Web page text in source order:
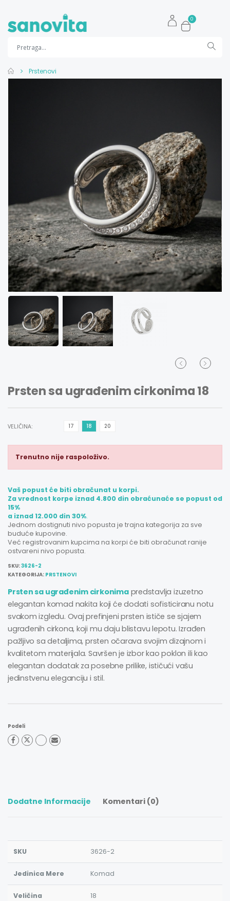
0
Prstenovi
Prsten sa ugrađenim cirkonima 18
VELIČINA: 17 18 20
Trenutno nije raspoloživo.
Vaš popust će biti obračunat u korpi.
Za vrednost korpe iznad 4.800 din obraćunaće se popust od
15%
a iznad 12.000 din 30%.
Jednom dostignuti nivo popusta je trajna kategorija za sve
buduće kupovine.
Već registrovanim kupcima na korpi će biti obračunat ranije
ostvareni nivo popusta.
SKU:3626-2
KATEGORIJA: PRSTENOVI
Prsten sa ugrađenim cirkonima predstavlja izuzetno
elegantan komad nakita koji će dodati sofisticiranu notu
svakom izgledu. Ovaj prefinjeni prsten ističe se sjajem
ugrađenih cirkona, koji mu daju blistavu lepotu. Izrađen
pažljivo sa detaljima, prsten očarava svojim dizajnom i
kvalitetom materijala. Savršen je izbor kao poklon ili kao
elegantan dodatak za posebne prilike, ističući vašu
jedinstvenu eleganciju i stil.
Podeli
Dodatne Informacije Komentari (0)
SKU 3626-2
Jedinica Mere Komad
Veličina 18